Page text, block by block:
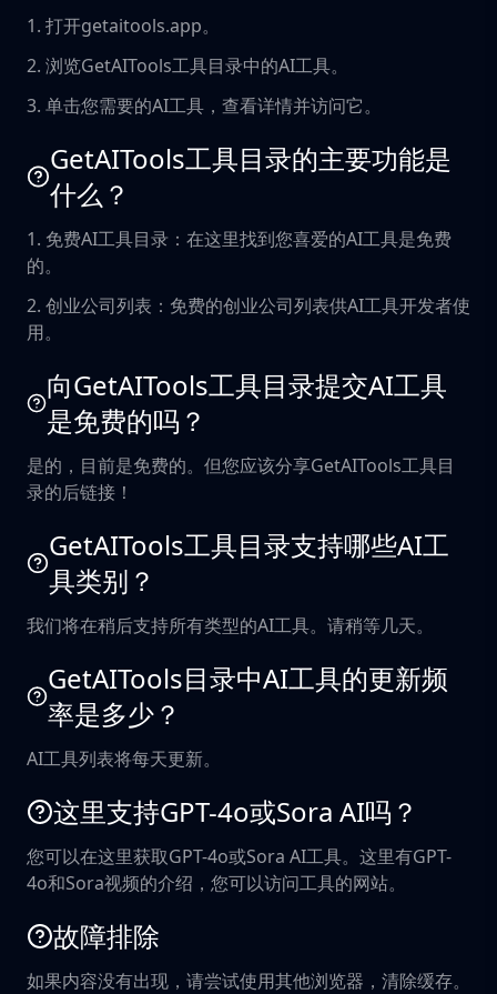
1. 打开getaitools.app。
2. 浏览GetAITools工具目录中的AI工具。
3. 单击您需要的AI工具，查看详情并访问它。
GetAITools工具目录的主要功能是
什么？
1. 免费AI工具目录：在这里找到您喜爱的AI工具是免费
的。
2. 创业公司列表：免费的创业公司列表供AI工具开发者使
用。
向GetAITools工具目录提交AI工具
是免费的吗？
是的，目前是免费的。但您应该分享GetAITools工具目
录的后链接！
GetAITools工具目录支持哪些AI工
具类别？
我们将在稍后支持所有类型的AI工具。请稍等几天。
GetAITools目录中AI工具的更新频
率是多少？
AI工具列表将每天更新。
这里支持GPT-4o或Sora AI吗？
您可以在这里获取GPT-4o或Sora AI工具。这里有GPT-
4o和Sora视频的介绍，您可以访问工具的网站。
故障排除
如果内容没有出现，请尝试使用其他浏览器，清除缓存。